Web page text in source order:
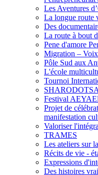
Les Aventures
La longue route
Des
La route à bout
Pene d'amore
Migration –
Pôle Sud aux
L'école
Tournoi
Festival
Projet de
manifestation
Valoriser
TRAMES
Les ateliers sur
Récits de vie -
Expressions
Des histoires